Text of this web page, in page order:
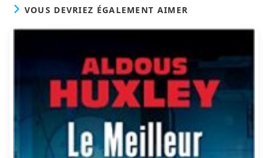
VOUS DEVRIEZ ÉGALEMENT AIMER